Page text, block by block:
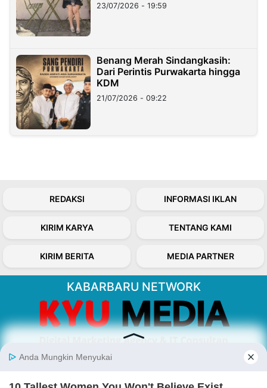
23/07/2026 - 19:59
Benang Merah Sindangkasih:
Dari Perintis Purwakarta hingga
KDM
21/07/2026 - 09:22
REDAKSI INFORMASI IKLAN
KIRIM KARYA TENTANG KAMI
KIRIM BERITA MEDIA PARTNER
KABARBARU NETWORK
About Our Kabarbaru.co